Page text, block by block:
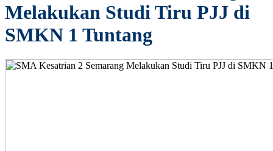
Melakukan Studi Tiru PJJ di
SMKN 1 Tuntang